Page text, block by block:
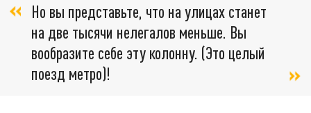
Но вы представьте, что на улицах станет
на две тысячи нелегалов меньше. Вы
вообразите себе эту колонну. (Это целый
поезд метро)!